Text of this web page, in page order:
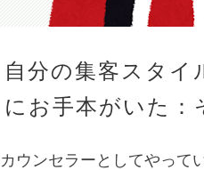
自分の集客スタ
にお手本がいた：
カウンセラーとしてやって